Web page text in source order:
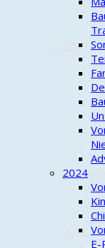
2019 -
3.
2018
2024
E-